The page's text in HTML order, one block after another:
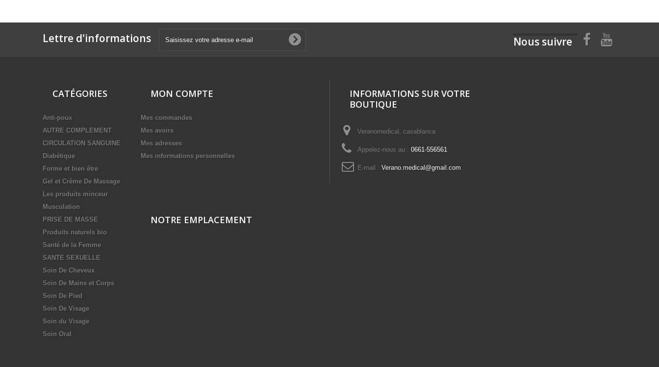
Lettre d'informations Nous suivre
CATÉGORIES
Anti-poux
AUTRE COMPLEMENT
CIRCULATION SANGUINE
Diabétique
Forme et bien être
Gel et Crème De Massage
Les produits minceur
Musculation
PRISE DE MASSE
Produits naturels bio
Santé de la Femme
SANTE SEXUELLE
Soin De Cheveux
Soin De Mains et Corps
Soin De Pied
Soin De Visage
Soin du Visage
Soin Oral
MON COMPTE
Mes commandes
Mes avoirs
Mes adresses
Mes informations personnelles
INFORMATIONS SUR VOTRE
BOUTIQUE
Veranomedical, casablanca
Appelez-nous au : 0661-556561
E-mail : Verano.medical@gmail.com
NOTRE EMPLACEMENT